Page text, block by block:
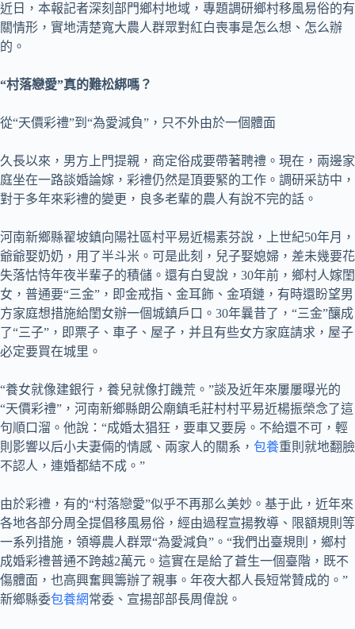
近日，本報記者深刻部門鄉村地域，專題調研鄉村移風易俗的有
關情形，實地清楚寬大農人群眾對紅白喪事是怎么想、怎么辦
的。
“村落戀愛”真的難松綁嗎？
從“天價彩禮”到“為愛減負”，只不外由於一個體面
久長以來，男方上門提親，商定俗成要帶著聘禮。現在，兩邊家
庭坐在一路談婚論嫁，彩禮仍然是頂要緊的工作。調研采訪中，
對于多年來彩禮的變更，良多老輩的農人有說不完的話。
河南新鄉縣翟坡鎮向陽社區村平易近楊素芬說，上世紀50年月，
爺爺娶奶奶，用了半斗米。可是此刻，兒子娶媳婦，差未幾要花
失落怙恃年夜半輩子的積儲。還有白叟說，30年前，鄉村人嫁閨
女，普通要“三金”，即金戒指、金耳飾、金項鏈，有時還盼望男
方家庭想措施給閨女辦一個城鎮戶口。30年曩昔了，“三金”釀成
了“三子”，即票子、車子、屋子，并且有些女方家庭請求，屋子
必定要買在城里。
“養女就像建銀行，養兒就像打饑荒。”談及近年來屢屢曝光的
“天價彩禮”，河南新鄉縣朗公廟鎮毛莊村村平易近楊振榮念了這
句順口溜。他說：“成婚太猖狂，要車又要房。不給還不可，輕
則影響以后小夫妻倆的情感、兩家人的關系， 包養重則就地翻臉
不認人，連婚都結不成。”
由於彩禮，有的“村落戀愛”似乎不再那么美妙。基于此，近年來
各地各部分周全提倡移風易俗，經由過程宣揚教導、限額規則等
一系列措施，領導農人群眾“為愛減負”。“我們出臺規則，鄉村
成婚彩禮普通不跨越2萬元。這實在是給了蒼生一個臺階，既不
傷體面，也高興奮興籌辦了親事。年夜大都人長短常贊成的。”
新鄉縣委包養網常委、宣揚部部長周偉說。